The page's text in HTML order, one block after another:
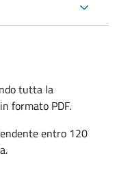
tutta la
formato PDF.
entro 120